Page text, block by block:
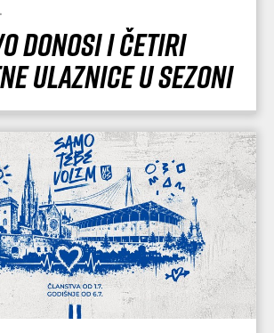
donosi i četiri
ulaznice u sezoni